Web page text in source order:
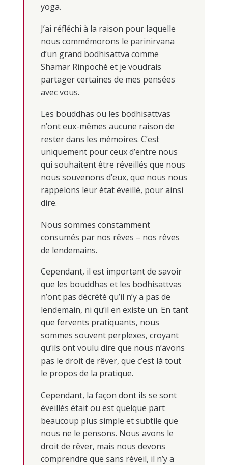
yoga.
J’ai réfléchi à la raison pour laquelle
nous commémorons le parinirvana
d’un grand bodhisattva comme
Shamar Rinpoché et je voudrais
partager certaines de mes pensées
avec vous.
Les bouddhas ou les bodhisattvas
n’ont eux-mêmes aucune raison de
rester dans les mémoires. C’est
uniquement pour ceux d’entre nous
qui souhaitent être réveillés que nous
nous souvenons d’eux, que nous nous
rappelons leur état éveillé, pour ainsi
dire.
Nous sommes constamment
consumés par nos rêves – nos rêves
de lendemains.
Cependant, il est important de savoir
que les bouddhas et les bodhisattvas
n’ont pas décrété qu’il n’y a pas de
lendemain, ni qu’il en existe un. En tant
que fervents pratiquants, nous
sommes souvent perplexes, croyant
qu’ils ont voulu dire que nous n’avons
pas le droit de rêver, que c’est là tout
le propos de la pratique.
Cependant, la façon dont ils se sont
éveillés était ou est quelque part
beaucoup plus simple et subtile que
nous ne le pensons. Nous avons le
droit de rêver, mais nous devons
comprendre que sans réveil, il n’y a